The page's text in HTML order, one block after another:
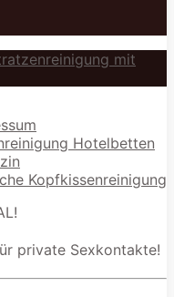
mit
Hotelbetten
Kopfkissenreinigung
private Sexkontakte!